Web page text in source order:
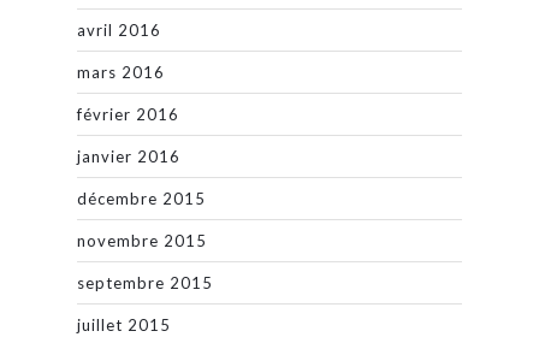
avril 2016
mars 2016
février 2016
janvier 2016
décembre 2015
novembre 2015
septembre 2015
juillet 2015